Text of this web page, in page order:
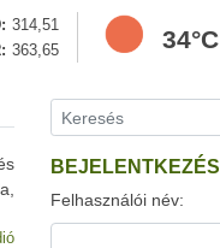
314,51
363,65 34°C
BEJELENTKEZÉS
Felhasználói név: